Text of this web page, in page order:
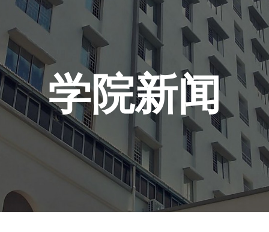
学院新闻